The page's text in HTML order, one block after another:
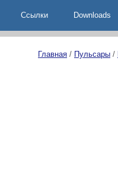
Ccылки Downloads
Главная / Пульсары /